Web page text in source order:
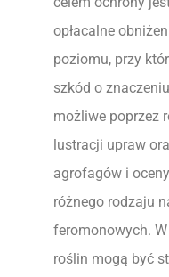
opłacalne
poziomu, przy
szkód o
możliwe poprzez
lustracji upraw
agrofagów i
różnego rodzaju
feromonowych.
roślin mogą być